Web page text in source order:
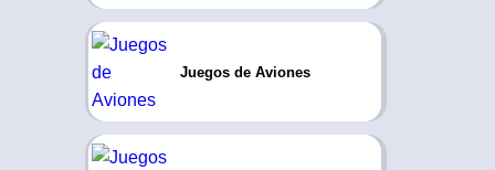
Juegos de Aviones